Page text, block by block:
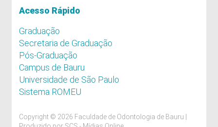
Acesso Rápido
Graduação
Secretaria de Graduação
Pós-Graduação
Campus de Bauru
Universidade de São Paulo
Sistema ROMEU
Copyright © 2026 Faculdade de Odontologia de Bauru |